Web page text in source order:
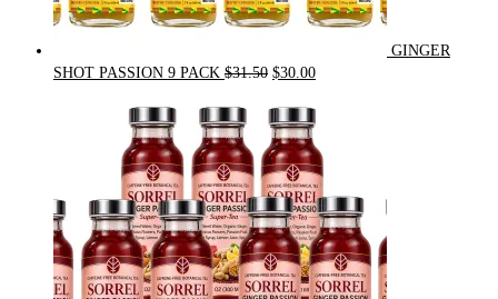
GINGER
SHOT PASSION 9 PACK $31.50 Original
$31.50.
$30.00Current